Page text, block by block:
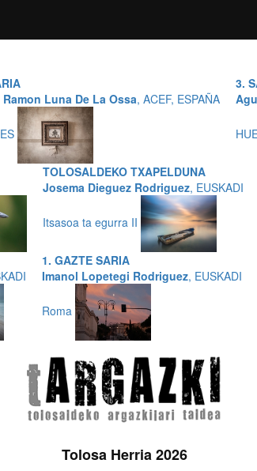
Luna De La Ossa, ACEF, ESPAÑA
3.
TOLOSALDEKO TXAPELDUNA
Josema Dieguez Rodriguez, EUSKADI
Itsasoa ta egurra II
1. GAZTE SARIA
Imanol Lopetegi Rodriguez, EUSKADI
Roma
Tolosa Herria 2026